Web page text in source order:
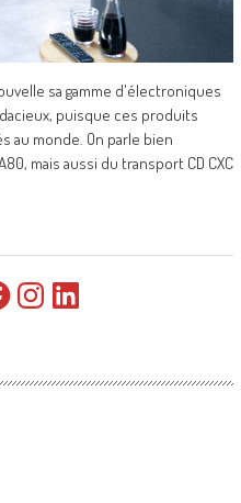
sa gamme d'électroniques
puisque ces produits
au monde. On parle bien
mais aussi du transport CD CXC
InstagramLinkedIn